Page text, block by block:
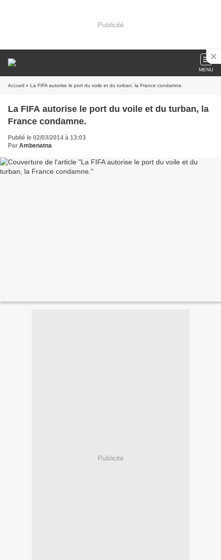
Publicité
MENU
Accueil » La FIFA autorise le port du voile et du turban, la France condamne.
La FIFA autorise le port du voile et du turban, la
France condamne.
Publié le 02/03/2014 à 13:03
Par Ambenatna
Publicité